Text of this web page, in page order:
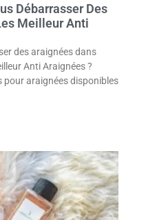
Débarrasser Des
Meilleur Anti
des araignées dans
Anti Araignées ?
pour araignées disponibles